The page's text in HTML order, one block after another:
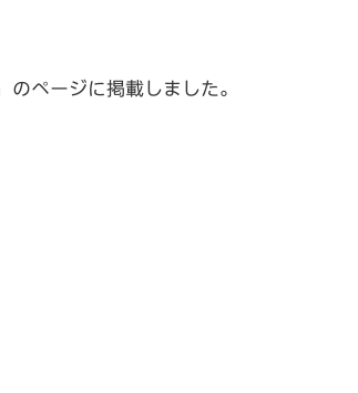
のページに掲載しました。